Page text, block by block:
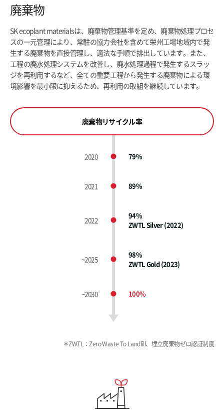
廃棄物
SK ecoplant materialsは、廃棄物管理基準を定め、廃棄物処理プロセ
スの一元管理により、常駐の協力会社を含めて栄州工場地域内で発
生する廃棄物を直接管理し、適法な手順で排出しています。また、
工程の廃水処理システムを改善し、廃水処理過程で発生するスラッ
ジを再利用するなど、全ての重要工程から発生する廃棄物による環
境影響を最小限に抑えるため、再利用の取組を継続しています。
廃棄物リサイクル率
2020 79%
2021 89%
2022
94%
ZWTL Silver(2022)
~2025
98%
ZWTL Gold(2023)
~2030 100%
＊ZWTL：Zero Waste To Landfill、埋立廃棄物ゼロ認証制度